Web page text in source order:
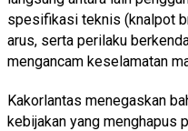
spesifikasi teknis (knalpot
arus, serta perilaku
mengancam keselamatan
Kakorlantas menegaskan
kebijakan yang menghapus